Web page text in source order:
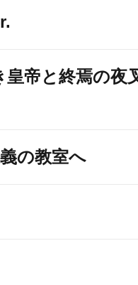
帝と終焉の夜
の教室へ